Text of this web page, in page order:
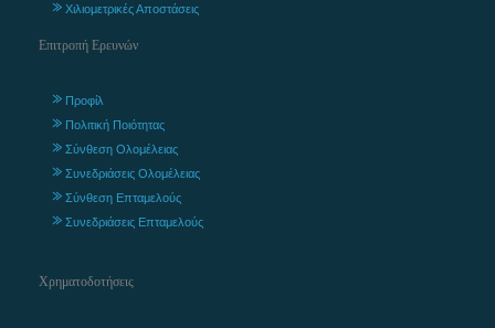
Χιλιομετρικές Αποστάσεις
Επιτροπή Ερευνών
Προφίλ
Πολιτική Ποιότητας
Σύνθεση Ολομέλειας
Συνεδριάσεις Ολομέλειας
Σύνθεση Επταμελούς
Συνεδριάσεις Επταμελούς
Χρηματοδοτήσεις